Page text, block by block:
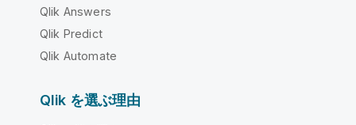
Qlik Answers
Qlik Predict
Qlik Automate
Qlik を選ぶ理由